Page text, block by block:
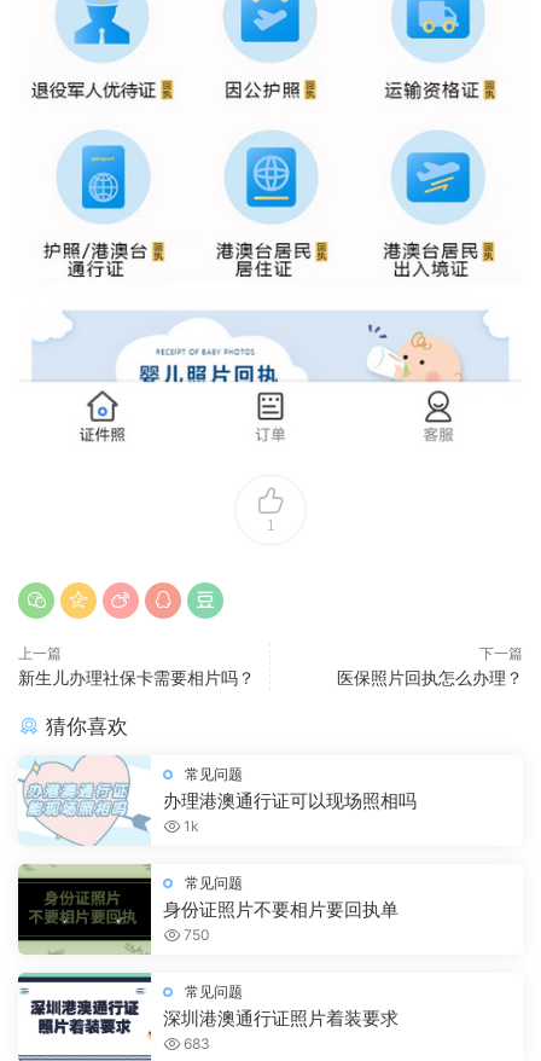
1
上一篇
新生儿办理社保卡需要相片吗？
下一篇
医保照片回执怎么办理？
猜你喜欢
常见问题
办理港澳通行证可以现场照相吗
1k
常见问题
身份证照片不要相片要回执单
750
常见问题
深圳港澳通行证照片着装要求
683